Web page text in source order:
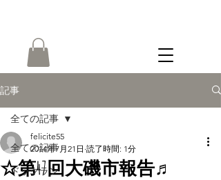
記事
全ての記事
ドッグラン
全ての記事
☆第47回大磯市報告♬
felicite55
2014年7月21日 読了時間: 1分